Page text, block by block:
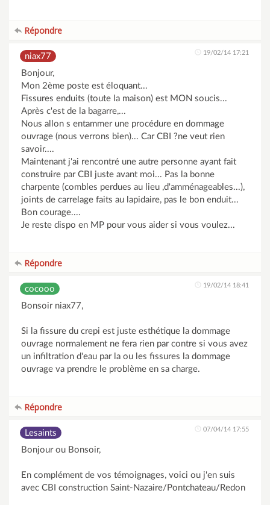
Répondre
niax77 19/02/14 17:21
Bonjour,
Mon 2ème poste est éloquant...
Fissures enduits (toute la maison) est MON soucis...
Après c'est de la bagarre,...
Nous allon s entammer une procédure en dommage
ouvrage (nous verrons bien)... Car CBI ?ne veut rien
savoir....
Maintenant j'ai rencontré une autre personne ayant fait
construire par CBI juste avant moi... Pas la bonne
charpente (combles perdues au lieu ,d'amménageables...),
joints de carrelage faits au lapidaire, pas le bon enduit...
Bon courage....
Je reste dispo en MP pour vous aider si vous voulez...
Répondre
cocooo 19/02/14 18:41
Bonsoir niax77,
Si la fissure du crepi est juste esthétique la dommage
ouvrage normalement ne fera rien par contre si vous avez
un infiltration d'eau par la ou les fissures la dommage
ouvrage va prendre le problème en sa charge.
Répondre
Lesaints 07/04/14 17:55
Bonjour ou Bonsoir,
En complément de vos témoignages, voici ou j'en suis
avec CBI construction Saint-Nazaire/Pontchateau/Redon